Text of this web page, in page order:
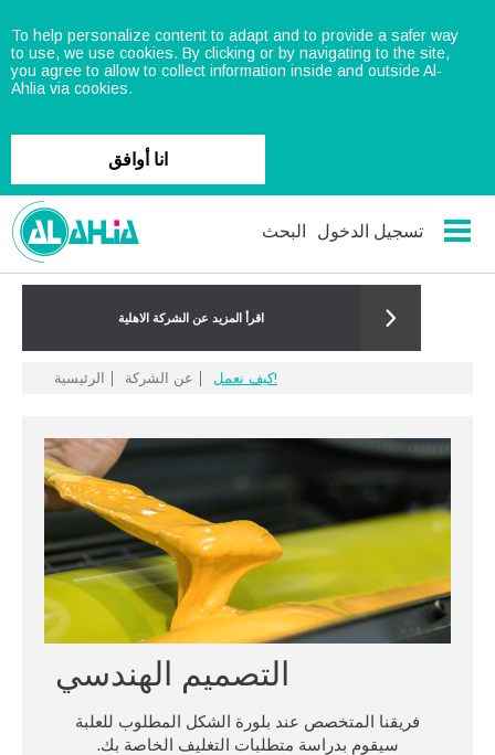
To help personalize content to adapt and to provide a safer way
to use, we use cookies. By clicking or by navigating to the site,
you agree to allow to collect information inside and outside Al-
Ahlia via cookies.
انا أوافق
البحث تسجيل الدخول
اقرأ المزيد عن الشركة الاهلية
الرئيسية عن الشركة كيف نعمل!
التصميم الهندسي
فريقنا المتخصص عند بلورة الشكل المطلوب للعلبة
سيقوم بدراسة متطلبات التغليف الخاصة بك.